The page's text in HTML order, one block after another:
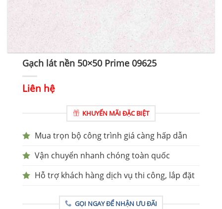
Gạch lát nền 50×50 Prime 09625
Liên hệ
KHUYẾN MÃI ĐẶC BIỆT
Mua trọn bộ công trình giá càng hấp dẫn
Vận chuyển nhanh chóng toàn quốc
Hỗ trợ khách hàng dịch vụ thi công, lắp đặt
GỌI NGAY ĐỂ NHẬN ƯU ĐÃI